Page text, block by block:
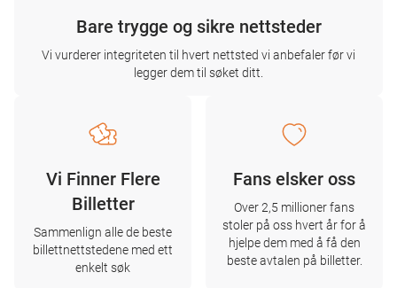
Bare trygge og sikre nettsteder
Vi vurderer integriteten til hvert nettsted vi anbefaler før vi
legger dem til søket ditt.
Vi Finner Flere
Billetter
Sammenlign alle de beste
billettnettstedene med ett
enkelt søk
Fans elsker oss
Over 2,5 millioner fans
stoler på oss hvert år for å
hjelpe dem med å få den
beste avtalen på billetter.